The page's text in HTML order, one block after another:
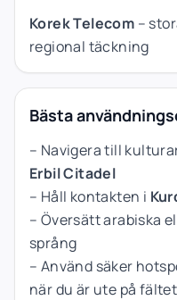
Korek Telecom –
regional täckning
Bästa
– Navigera till
Erbil Citadel
– Håll kontakten i
– Översätt arabiska
språng
– Använd säker
när du är ute på fältet